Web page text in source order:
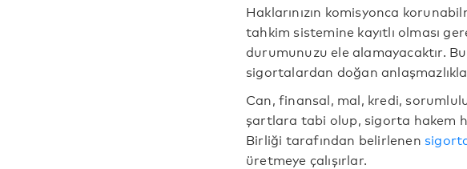
Haklarınızın komisyonca
tahkim sistemine kayıtlı olması
durumunuzu ele alamayacaktır.
sigortalardan doğan
Can, finansal, mal, kredi,
şartlara tabi olup, sigorta hakem
Birliği tarafından belirlenen
üretmeye çalışırlar.